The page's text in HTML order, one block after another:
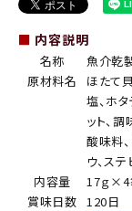
■ 内容説明
名称
魚介乾
原材料名
ほたて
塩、ホ
ット、
酸味料
ウ、ス
内容量
17ｇ×4
賞味日数
120日